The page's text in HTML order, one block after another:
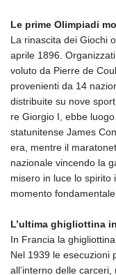
Le prime Olimpiadi
La rinascita dei Giochi
aprile 1896.
voluto da Pierre de
provenienti da 14
distribuite su nove
re Giorgio I, ebbe
statunitense James
era, mentre il
nazionale vincendo la
misero in luce lo spirito
momento
L’ultima ghigliottina
In Francia la
Nel 1939 le esecuzioni
all’interno delle